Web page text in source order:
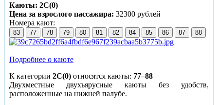
Каюты: 2С(0)
Цена за взрослого пассажира: 32300 рублей
Номера кают:
83 77 78 79 80 81 82 84 85 86 87 88
Подробнее о каюте
К категории 2С(0) относятся каюты: 77–88
Двухместные двухъярусные каюты без удобств,
расположенные на нижней палубе.